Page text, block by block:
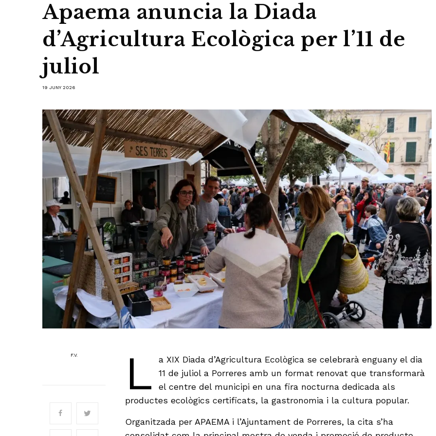
Apaema anuncia la Diada
d’Agricultura Ecològica per l’11 de
juliol
19 JUNY 2026
F.V. L
a XIX Diada d’Agricultura Ecològica se celebrarà enguany el dia
11 de juliol a Porreres amb un format renovat que transformarà
el centre del municipi en una fira nocturna dedicada als
productes ecològics certificats, la gastronomia i la cultura popular.
Organitzada per APAEMA i l’Ajuntament de Porreres, la cita s’ha